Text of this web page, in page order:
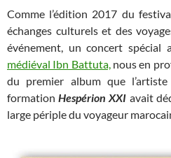
Comme l’édition 2017 du
échanges culturels et des
événement, un concert
médiéval Ibn Battuta,nous en
du premier album que l’artiste
formationHespérion XXI avait
large périple du voyageur